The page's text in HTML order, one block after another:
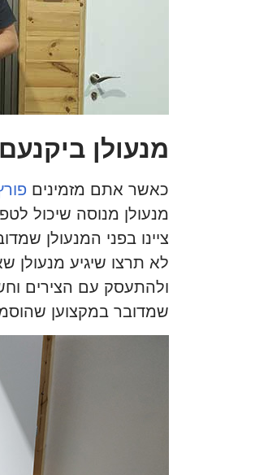
מנעולן
כאשר אתם מזמינים
מנעולן מנוסה שיכול
ציינו בפני המנעולן
לא תרצו שיגיע מנעולן
ולהתעסק עם הצירים
שמדובר במקצוען